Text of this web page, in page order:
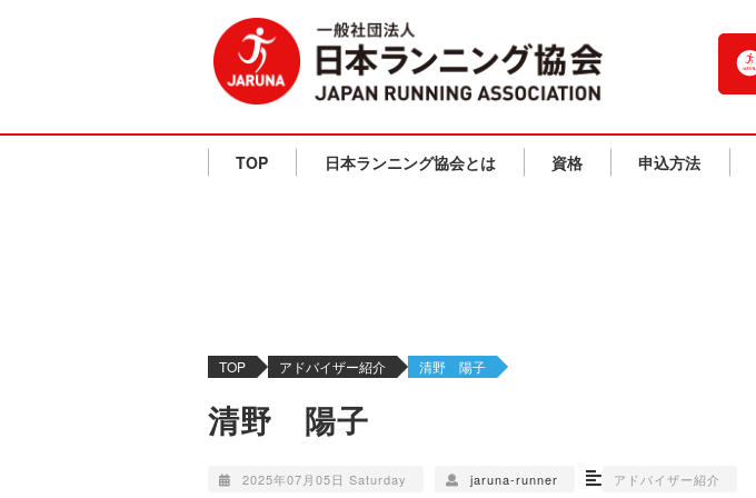
TOP 日本ランニング協会とは 資格 申込方法
TOP アドバイザー紹介 清野 陽子
清野 陽子
2025年07月05日 Saturday jaruna-runner アドバイザー紹介